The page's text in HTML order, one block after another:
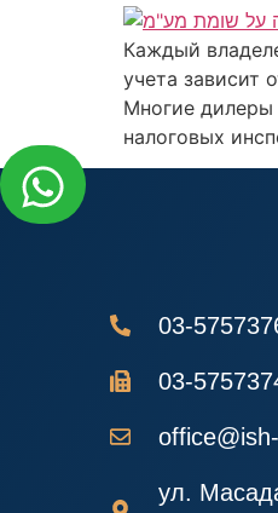
Каждый
учета зависит
Многие дилеры
налоговых
03-
03-
ул.